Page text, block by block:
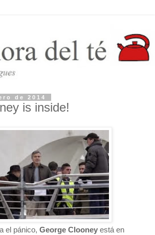
de 2014
is inside!
el pánico, George Clooney está en